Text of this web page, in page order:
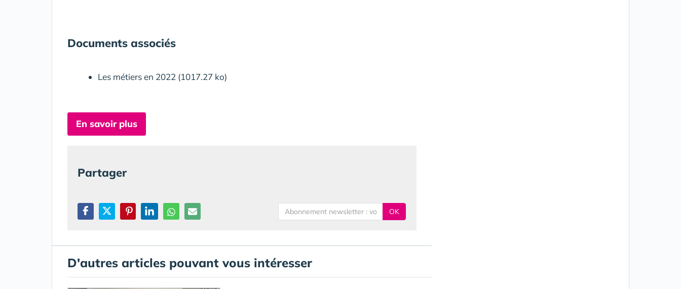
Documents associés
Les métiers en 2022 (1017.27 ko)
En savoir plus
Partager
OK
D'autres articles pouvant vous intéresser